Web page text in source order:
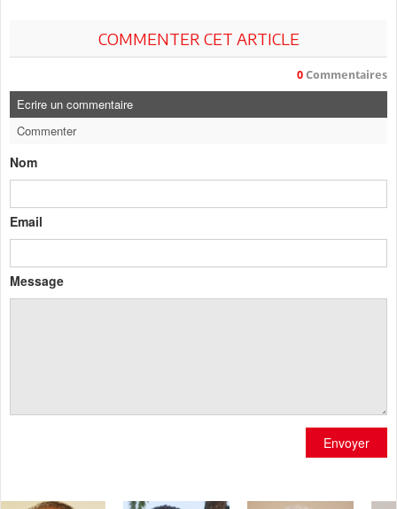
COMMENTER CET ARTICLE
0 Commentaires
Ecrire un commentaire
Commenter
Nom
Email
Message
Envoyer